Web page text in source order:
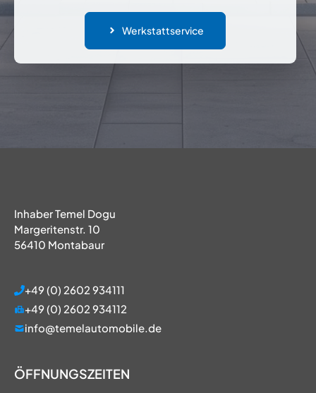
Werkstattservice
Inhaber Temel Dogu
Margeritenstr. 10
56410 Montabaur
+49 (0) 2602 934111
+49 (0) 2602 934112
info@temelautomobile.de
ÖFFNUNGSZEITEN